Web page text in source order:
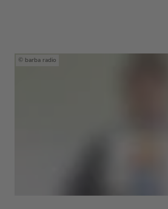
barba radio